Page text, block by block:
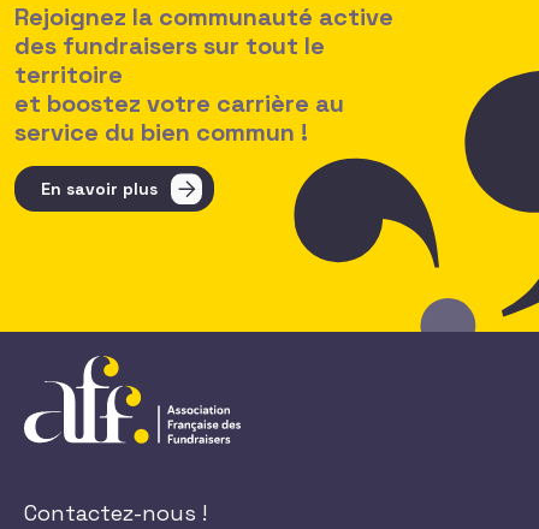
Rejoignez la communauté active
des fundraisers sur tout le
territoire
et boostez votre carrière au
service du bien commun !
En savoir plus
Contactez-nous !